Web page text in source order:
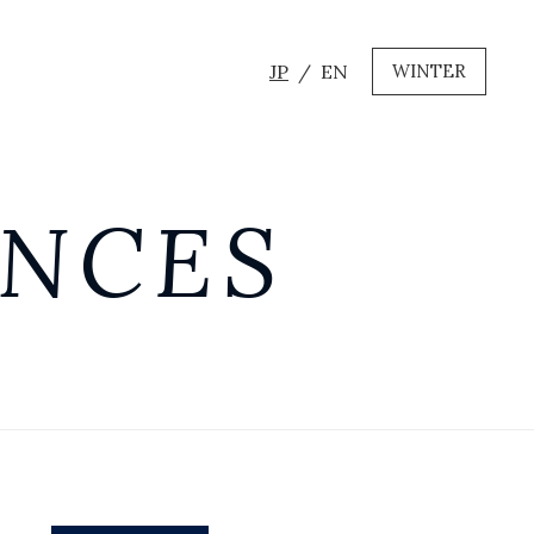
JP EN WINTER